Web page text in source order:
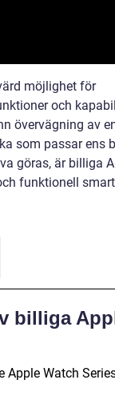
möjlighet för
och
övervägning av
som passar ens
göras, är billiga
funktionell
billiga
Watch